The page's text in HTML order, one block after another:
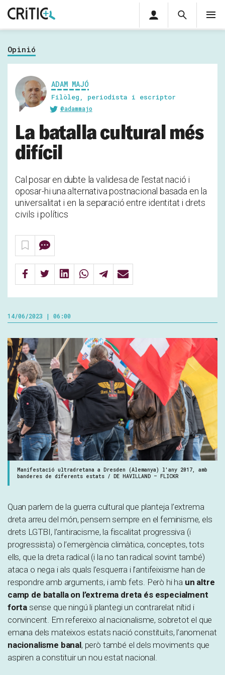
Cerca
Cerca
privada
Inicia sessió
Opinió
ADAM MAJÓ
Filòleg, periodista i escriptor
@adammajo
La batalla cultural més
difícil
Cal posar en dubte la validesa de l’estat nació i
oposar-hi una alternativa postnacional basada en la
universalitat i en la separació entre identitat i drets
civils i polítics
14/06/2023 | 06:00
Manifestació ultradretana a Dresden (Alemanya) l'any 2017, amb
banderes de diferents estats / DE HAVILLAND – FLICKR
Quan parlem de la guerra cultural que planteja l’extrema
dreta arreu del món, pensem sempre en el feminisme, els
drets LGTBI, l’antiracisme, la fiscalitat progressiva (i
progressista) o l’emergència climàtica, conceptes, tots
ells, que la dreta radical (i la no tan radical sovint també)
ataca o nega i als quals l’esquerra i l’antifeixisme han de
respondre amb arguments, i amb fets. Però hi ha un altre
camp de batalla on l’extrema dreta és especialment
forta sense que ningú li plantegi un contrarelat nítid i
convincent. Em refereixo al nacionalisme, sobretot el que
emana dels mateixos estats nació constituïts, l’anomenat
nacionalisme banal, però també el dels moviments que
aspiren a constituir un nou estat nacional.